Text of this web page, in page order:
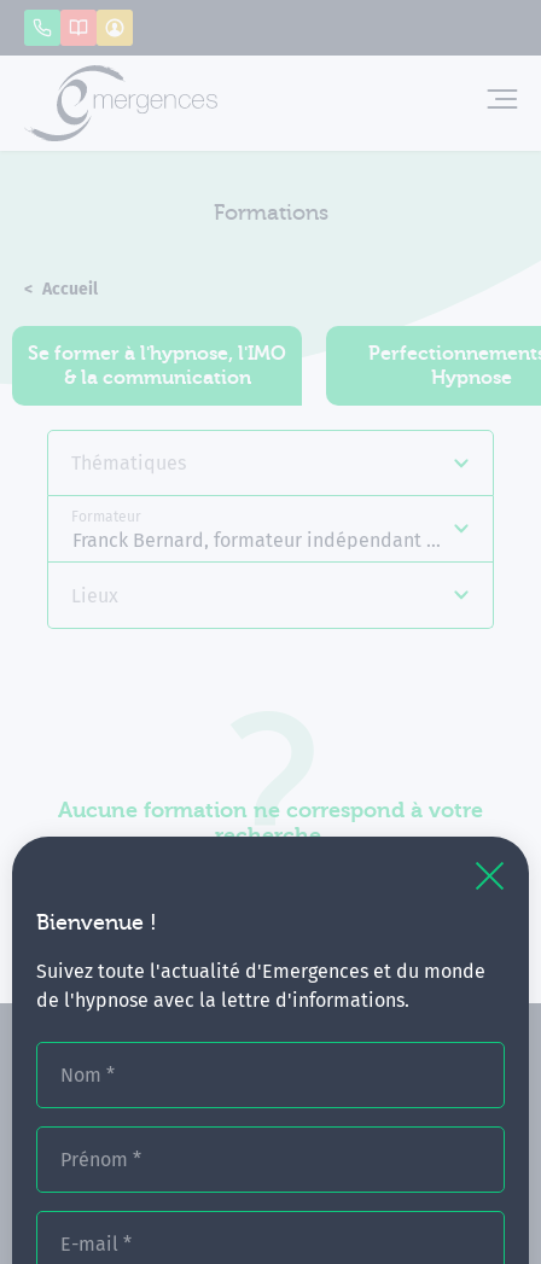
Bienvenue !
Suivez toute l'actualité d'Emergences et du monde
de l'hypnose avec la lettre d'informations.
Nom *
Prénom *
E-mail *
AppelerCatalogue
Formations
Accueil
Se former à l'hypnose, l'IMO
& la communication
Hypnose
Thématiques
Formateur
Franck Bernard, formateur indépendant Emergences
Lieux
Aucune formation ne correspond à votre
recherche.
Vous pouvez renouveler votre requête en élargissant
Panneau de gestion des cookies